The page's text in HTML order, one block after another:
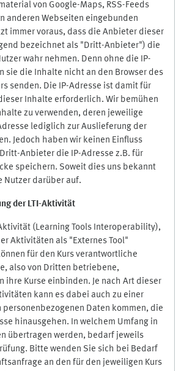
von Google-Maps, RSS-Feeds
anderen Webseiten eingebunden
immer voraus, dass die Anbieter dieser
bezeichnet als "Dritt-Anbieter") die
wahr nehmen. Denn ohne die IP-
sie die Inhalte nicht an den Browser des
senden. Die IP-Adresse ist damit für
Inhalte erforderlich. Wir bemühen
zu verwenden, deren jeweilige
lediglich zur Auslieferung der
Jedoch haben wir keinen Einfluss
Anbieter die IP-Adresse z.B. für
speichern. Soweit dies uns bekannt
Nutzer darüber auf.
der LTI-Aktivität
(Learning Tools Interoperability),
Aktivitäten als "Externes Tool"
für den Kurs verantwortliche
also von Dritten betriebene,
ihre Kurse einbinden. Je nach Art dieser
kann es dabei auch zu einer
personenbezogenen Daten kommen, die
hinausgehen. In welchem Umfang in
übertragen werden, bedarf jeweils
Bitte wenden Sie sich bei Bedarf
an den für den jeweiligen Kurs